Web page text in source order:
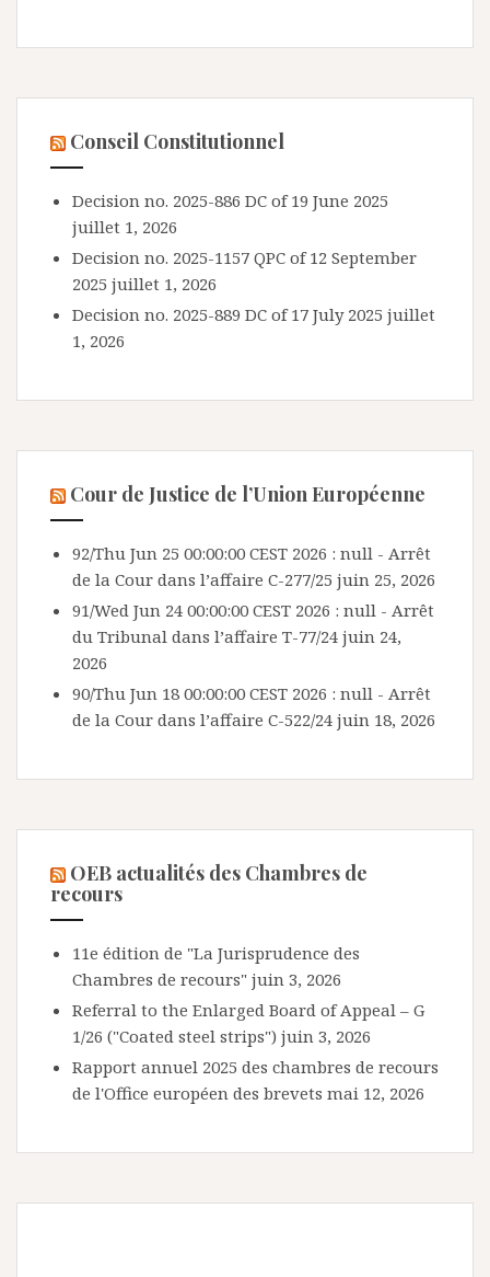
Conseil Constitutionnel
Decision no. 2025-886 DC of 19 June 2025
juillet 1, 2026
Decision no. 2025-1157 QPC of 12 September
2025 juillet 1, 2026
Decision no. 2025-889 DC of 17 July 2025 juillet
1, 2026
Cour de Justice de l’Union Européenne
92/Thu Jun 25 00:00:00 CEST 2026 : null - Arrêt
de la Cour dans l’affaire C-277/25 juin 25, 2026
91/Wed Jun 24 00:00:00 CEST 2026 : null - Arrêt
du Tribunal dans l’affaire T-77/24 juin 24,
2026
90/Thu Jun 18 00:00:00 CEST 2026 : null - Arrêt
de la Cour dans l’affaire C-522/24 juin 18, 2026
OEB actualités des Chambres de
recours
11e édition de "La Jurisprudence des
Chambres de recours" juin 3, 2026
Referral to the Enlarged Board of Appeal – G
1/26 ("Coated steel strips") juin 3, 2026
Rapport annuel 2025 des chambres de recours
de l'Office européen des brevets mai 12, 2026